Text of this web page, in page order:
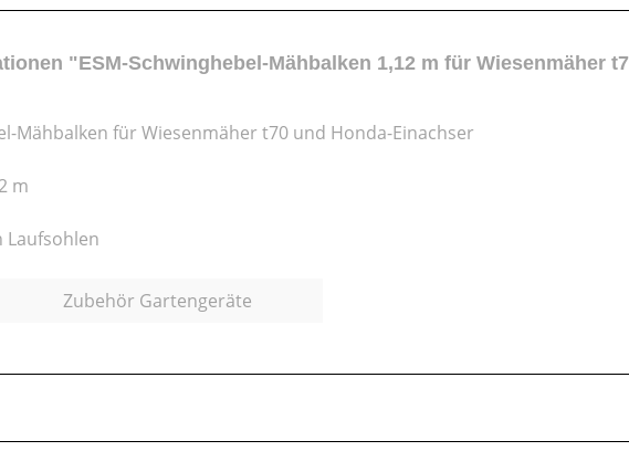
"ESM-Schwinghebel-Mähbalken 1,12 m für Wiesenmäher
Mähbalken für Wiesenmäher t70 und Honda-Einachser
m
Laufsohlen
Zubehör Gartengeräte